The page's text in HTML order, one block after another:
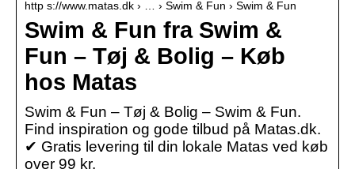
http s://www.matas.dk › … › Swim & Fun › Swim & Fun
Swim & Fun fra Swim &
Fun – Tøj & Bolig – Køb
hos Matas
Swim & Fun – Tøj & Bolig – Swim & Fun.
Find inspiration og gode tilbud på Matas.dk.
✔ Gratis levering til din lokale Matas ved køb
over 99 kr.